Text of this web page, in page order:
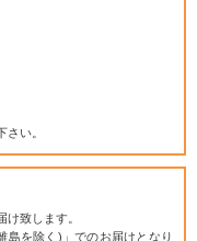
さい。
致します。
島を除く)」でのお届けとなり